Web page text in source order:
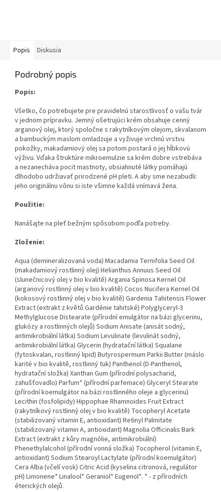
Popis Diskusia
Podrobný popis
Popis:
Všetko, čo potrebujete pre pravidelnú starostlivosť o vašu tvár
v jednom prípravku. Jemný ošetrujúci krém obsahuje cenný
arganový olej, ktorý spoločne s rakytníkovým olejom, skvalanom
a bambuckým maslom omladzuje a vyživuje vrchnú vrstvu
pokožky, makadamiový olej sa potom postará o jej hĺbkovú
výživu. Vďaka štruktúre mikroemulzie sa krém dobre vstrebáva
a nezanecháva pocit mastnoty, obsiahnuté látky pomáhajú
dlhodobo udržiavať prirodzené pH pleti. A aby sme nezabudli:
jeho originálnu vônu si iste všimne každá vnímavá žena.
Použitie:
Nanášajte na pleť bežným spôsobom podľa potreby.
Zloženie:
Aqua (demineralizovaná voda) Macadamia Ternifolia Seed Oil
(makadamiový rostlinný olej) Helianthus Annuus Seed Oil
(slunečnicový olej v bio kvalitě) Argania Spinosa Kernel Oil
(arganový rostlinný olej v bio kvalitě) Cocos Nucifera Kernel Oil
(kokosový rostlinný olej v bio kvalitě) Gardenia Tahitensis Flower
Extract (extrakt z květů Gardénie tahitské) Polyglyceryl-3
Methylglucose Distearate (přírodní emulgátor na bázi glycerinu,
glukózy a rostlinných olejů) Sodium Anisate (anisát sodný,
antimikrobiální látka) Sodium Levulinate (levulinát sodný,
antimikrobiální látka) Glycerin (hydratační látka) Squalane
(fytoskvalan, rostlinný lipid) Butyrospermum Parkii Butter (máslo
karité v bio kvalitě, rostlinný tuk) Panthenol (D-Panthenol,
hydratační složka) Xanthan Gum (přírodní polysacharid,
zahušťovadlo) Parfum* (přírodní parfemace) Glyceryl Stearate
(přírodní koemulgátor na bázi rostlinného oleje a glycerinu)
Lecithin (fosfolipidy) Hippophae Rhamnoides Fruit Extract
(rakytníkový rostlinný olej v bio kvalitě) Tocopheryl Acetate
(stabilizovaný vitamin E, antioxidant) Retinyl Palmitate
(stabilizovaný vitamin A, antioxidant) Magnolia Officinalis Bark
Extract (extrakt z kůry magnólie, antimikrobiální)
Phenethylalcohol (přírodní vonná složka) Tocopherol (vitamin E,
antioxidant) Sodium Stearoyl Lactylate (přírodní koemulgátor)
Cera Alba (včelí vosk) Citric Acid (kyselina citronová, regulátor
pH) Limonene* Linalool* Geraniol* Eugenol*. * - z přírodních
éterických olejů.